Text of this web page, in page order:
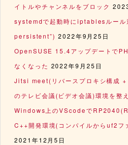
イトルやチャンネルをブロック
systemdで起動時にiptablesルー
persistent”) 2022年9月25日
OpenSUSE 15.4アップデートで
なくなった 2022年9月25日
Jitsi meet(リバースプロキシ構成 +
のテレビ会議(ビデオ会議)環境を整
Windows上のVScodeで
C++開発環境(コンパイルからuf2フ
2021年12月5日